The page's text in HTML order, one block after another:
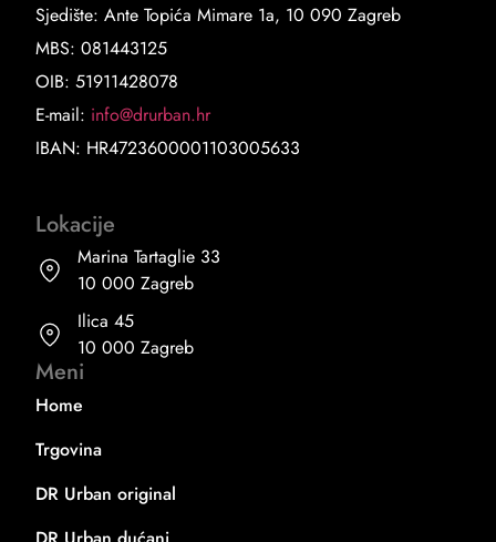
Sjedište: Ante Topića Mimare 1a, 10 090 Zagreb
MBS: 081443125
OIB: 51911428078
E-mail: info@drurban.hr
IBAN: HR4723600001103005633
Lokacije
Marina Tartaglie 33
10 000 Zagreb
Ilica 45
10 000 Zagreb
Meni
Home
Trgovina
DR Urban original